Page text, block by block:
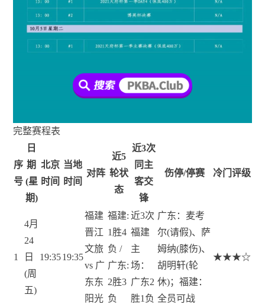
完整赛程表
序
号
日
期
(星
期)
北京
时间
当地
时间
对阵
近5
轮状
态
近3次
同主
客交
锋
伤停/停赛 冷门评级
1
4月
24
日
(周
五)
19:3519:35
福建
晋江
文旅
vs 广
东东
阳光
福建:
1胜4
负 /
广东:
2胜3
负
近3次
福建
主
场：
广东2
胜1负
广东：麦考
尔(请假)、萨
姆纳(膝伤)、
胡明轩(轮
休)；福建：
全员可战
★★★☆